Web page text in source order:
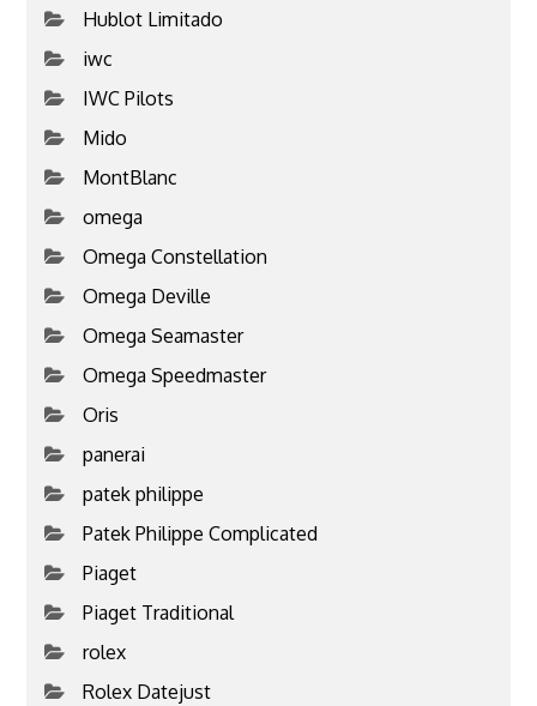
Hublot Limitado
iwc
IWC Pilots
Mido
MontBlanc
omega
Omega Constellation
Omega Deville
Omega Seamaster
Omega Speedmaster
Oris
panerai
patek philippe
Patek Philippe Complicated
Piaget
Piaget Traditional
rolex
Rolex Datejust